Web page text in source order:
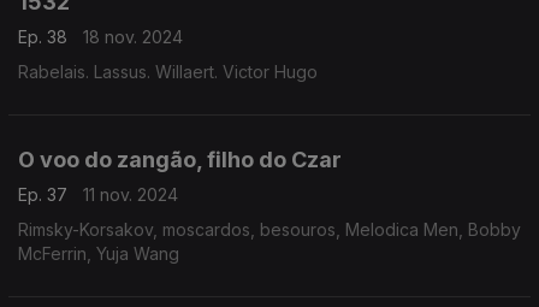
Ep. 38
18 nov. 2024
Rabelais. Lassus. Willaert. Victor Hugo
O voo do zangão, filho do Czar
Ep. 37
11 nov. 2024
Rimsky-Korsakov, moscardos, besouros, Melodica Men, Bobby
McFerrin, Yuja Wang